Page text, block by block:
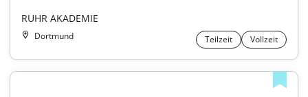
RUHR AKADEMIE
Dortmund Teilzeit Vollzeit